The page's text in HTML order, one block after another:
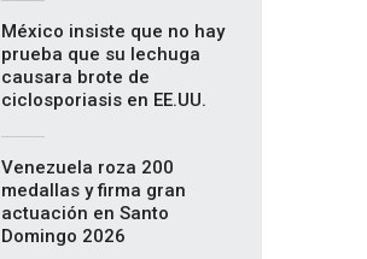
México insiste que no hay
prueba que su lechuga
causara brote de
ciclosporiasis en EE.UU.
Venezuela roza 200
medallas y firma gran
actuación en Santo
Domingo 2026